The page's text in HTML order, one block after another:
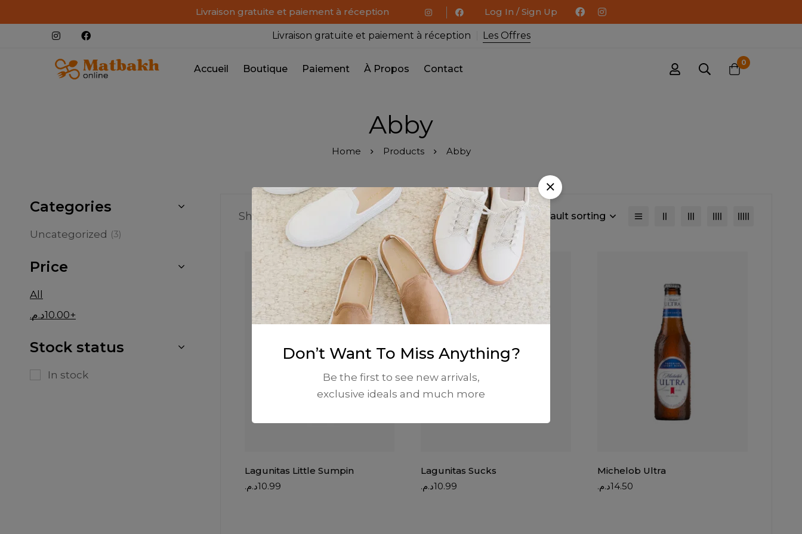
Livraison gratuite et paiement à réception Log In / Sign Up
Livraison gratuite et paiement à réception Les Offres
Accueil Boutique Paiement À Propos Contact
0
Abby
Home Products Abby
Categories
Uncategorized (3)
Price
All
10.00د.م. +
Stock status
In stock
Showing all 3 results Default sorting
Lagunitas Little Sumpin
10.99د.م.
Lagunitas Sucks
10.99د.م.
Michelob Ultra
14.50د.م.
Don’t Want To Miss Anything?
Be the first to see new arrivals,
exclusive ideals and much more